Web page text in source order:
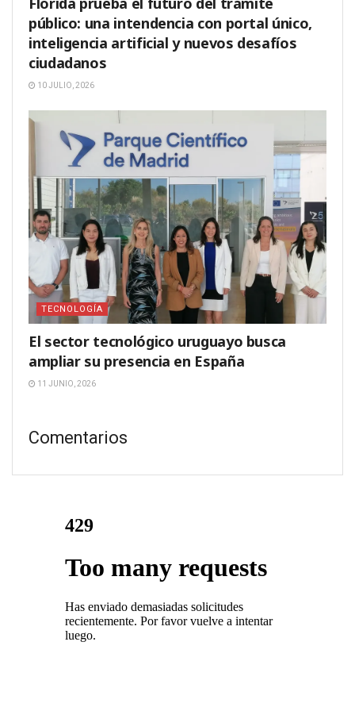
público: una intendencia con portal único,
inteligencia artificial y nuevos desafíos
ciudadanos
10 JULIO, 2026
TECNOLOGÍA
El sector tecnológico uruguayo busca
ampliar su presencia en España
11 JUNIO, 2026
Comentarios